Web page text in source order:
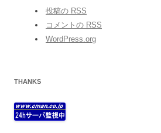
投稿の RSS
コメントの RSS
WordPress.org
THANKS